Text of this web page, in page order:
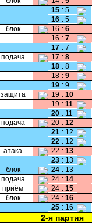
15 : 5
16 : 5
блок 16 : 6
16 : 7
17 : 7
подача 17 : 8
18 : 8
18 : 9
19 : 9
защита 19 : 10
19 : 11
20 : 11
подача 20 : 12
21 : 12
22 : 12
атака 22 : 13
23 : 13
блок 24 : 13
подача 24 : 14
приём 24 : 15
блок 24 : 16
25 : 16
2-я партия